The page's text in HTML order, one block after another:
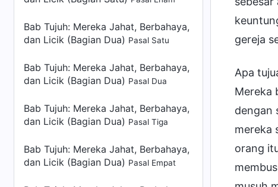
Bab Tujuh: Mereka Jahat, Berbahaya,
dan Licik (Bagian Dua) Pasal Satu
Bab Tujuh: Mereka Jahat, Berbahaya,
dan Licik (Bagian Dua) Pasal Dua
Bab Tujuh: Mereka Jahat, Berbahaya,
dan Licik (Bagian Dua) Pasal Tiga
Bab Tujuh: Mereka Jahat, Berbahaya,
dan Licik (Bagian Dua) Pasal Empat
gereja
Apa
Mereka
dengan
mereka
orang